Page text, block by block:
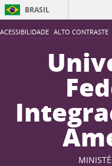
ACESSIBILIDADE ALTO CONTRASTE
BRASIL